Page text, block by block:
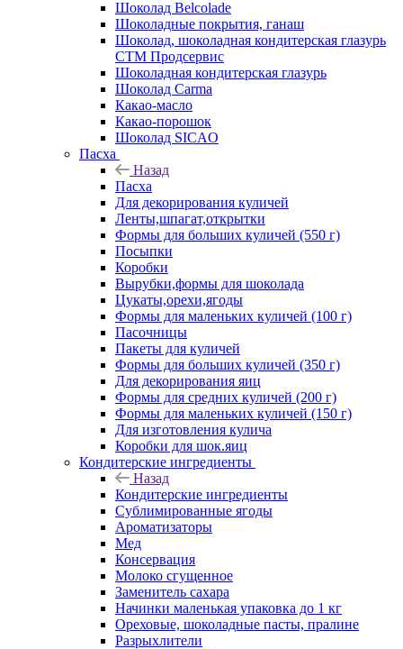
Шоколад Belcolade
Шоколадные покрытия, ганаш
Шоколад, шоколадная кондитерская глазурь
СТМ Продсервис
Шоколадная кондитерская глазурь
Шоколад Carma
Какао-масло
Какао-порошок
Шоколад SICAO
Пасха
Назад
Пасха
Для декорирования куличей
Ленты,шпагат,открытки
Формы для больших куличей (550 г)
Посыпки
Коробки
Вырубки,формы для шоколада
Цукаты,орехи,ягоды
Формы для маленьких куличей (100 г)
Пасочницы
Пакеты для куличей
Формы для больших куличей (350 г)
Для декорирования яиц
Формы для средних куличей (200 г)
Формы для маленьких куличей (150 г)
Для изготовления кулича
Коробки для шок.яиц
Кондитерские ингредиенты
Назад
Кондитерские ингредиенты
Сублимированные ягоды
Ароматизаторы
Мед
Консервация
Молоко сгущенное
Заменитель сахара
Начинки маленькая упаковка до 1 кг
Ореховые, шоколадные пасты, пралине
Разрыхлители